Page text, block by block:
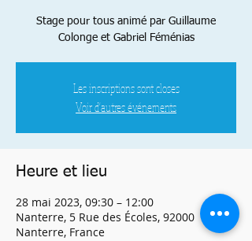
Stage pour tous animé par Guillaume
Colonge et Gabriel Féménias
Les inscriptions sont closes
Voir d'autres événements
Heure et lieu
28 mai 2023, 09:30 – 12:00
Nanterre, 5 Rue des Écoles, 92000
Nanterre, France